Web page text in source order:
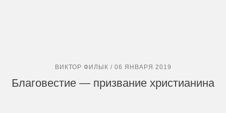
ВИКТОР ФИЛЫК / 06 ЯНВАРЯ 2019
Благовестие — призвание христианина